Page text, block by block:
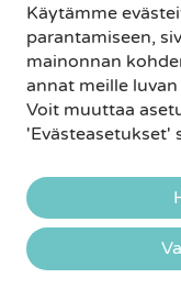
Käytämme
parantamiseen,
mainonnan
annat meille
Voit muuttaa
'Evästeasetukset'